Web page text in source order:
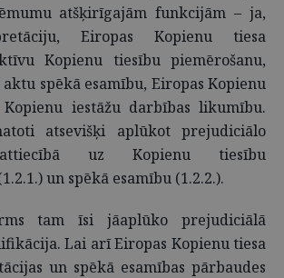
atšķirīgajām funkcijām – ja,
Eiropas Kopienu tiesa
Kopienu tiesību piemērošanu,
spēkā esamību, Eiropas Kopienu
iestāžu darbības likumību.
atsevišķi aplūkot prejudiciālo
uz Kopienu tiesību
un spēkā esamību (1.2.2.).
tam īsi jāaplūko prejudiciālā
Lai arī Eiropas Kopienu tiesa
un spēkā esamības pārbaudes